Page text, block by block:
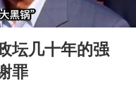
中国军队坚决反制任何闹海图谋
车申报
04:56
坛几十年的强
罪